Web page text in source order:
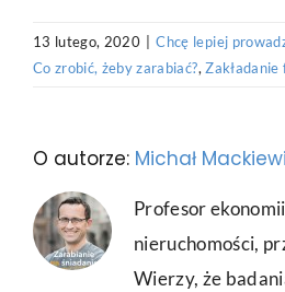
13 lutego, 2020 Chcę lepiej
Co zrobić, żeby zarabiać?,
O autorze: Michał
Profesor
nieruchomości,
Wierzy, że